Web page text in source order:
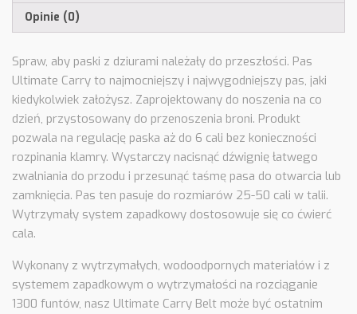
Opinie (0)
Spraw, aby paski z dziurami należały do ​​przeszłości. Pas
Ultimate Carry to najmocniejszy i najwygodniejszy pas, jaki
kiedykolwiek założysz. Zaprojektowany do noszenia na co
dzień, przystosowany do przenoszenia broni. Produkt
pozwala na regulację paska aż do 6 cali bez konieczności
rozpinania klamry. Wystarczy nacisnąć dźwignię łatwego
zwalniania do przodu i przesunąć taśmę pasa do otwarcia lub
zamknięcia. Pas ten pasuje do rozmiarów 25-50 cali w talii.
Wytrzymały system zapadkowy dostosowuje się co ćwierć
cala.
Wykonany z wytrzymałych, wodoodpornych materiałów i z
systemem zapadkowym o wytrzymałości na rozciąganie
1300 funtów, nasz Ultimate Carry Belt może być ostatnim